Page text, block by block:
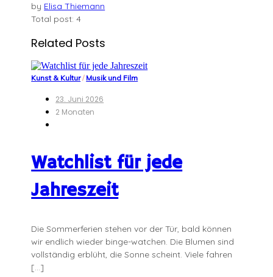
by Elisa Thiemann
Total post: 4
Related Posts
Kunst & Kultur/ Musik und Film
23. Juni 2026
2 Monaten
Watchlist für jede
Jahreszeit
Die Sommerferien stehen vor der Tür, bald können
wir endlich wieder binge-watchen. Die Blumen sind
vollständig erblüht, die Sonne scheint. Viele fahren
[…]